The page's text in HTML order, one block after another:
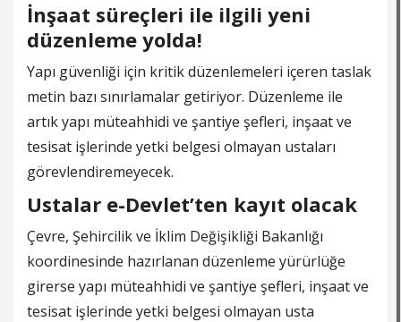
İnşaat süreçleri ile ilgili yeni
düzenleme yolda!
Yapı güvenliği için kritik düzenlemeleri içeren taslak
metin bazı sınırlamalar getiriyor. Düzenleme ile
artık yapı müteahhidi ve şantiye şefleri, inşaat ve
tesisat işlerinde yetki belgesi olmayan ustaları
görevlendiremeyecek.
Ustalar e-Devlet’ten kayıt olacak
Çevre, Şehircilik ve İklim Değişikliği Bakanlığı
koordinesinde hazırlanan düzenleme yürürlüğe
girerse yapı müteahhidi ve şantiye şefleri, inşaat ve
tesisat işlerinde yetki belgesi olmayan usta